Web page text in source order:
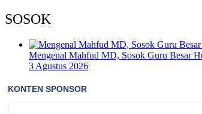
SOSOK
Mengenal Mahfud MD, Sosok Guru Besar
3 Agustus 2026